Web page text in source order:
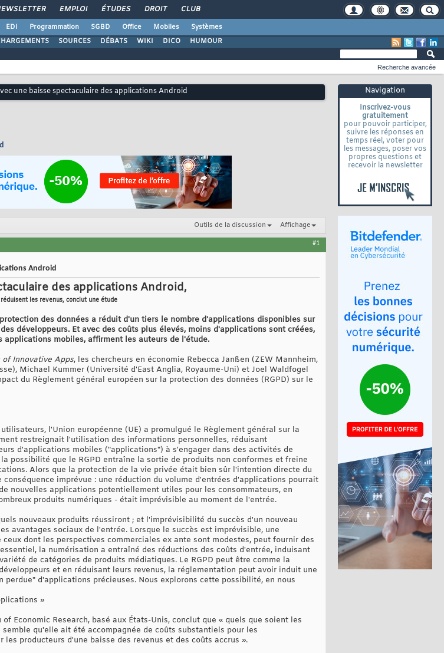
EMPLOI ÉTUDES DROIT CLUB
EDI Programmation SGBD Office Mobiles
Systèmes
SOURCES DÉBATS WIKI DICO HUMOUR
Navigation
Inscrivez-vous
gratuitement
pour pouvoir participer,
suivre les réponses en
temps réel, voter pour
les messages, poser vos
propres questions et
recevoir la newsletter
Recherche avancée
une baisse spectaculaire des applications Android
Outils de la discussion Affichage
#1
Android
des applications Android,
les revenus, conclut une étude
des données a réduit d'un tiers le nombre d'applications disponibles sur
développeurs. Et avec des coûts plus élevés, moins d'applications sont créées,
mobiles, affirment les auteurs de l'étude.
of Innovative Apps, les chercheurs en économie Rebecca Janßen (ZEW Mannheim,
Michael Kummer (Université d'East Anglia, Royaume-Uni) et Joel Waldfogel
du Règlement général européen sur la protection des données (RGPD) sur le
l'Union européenne (UE) a promulgué le Règlement général sur la
restreignait l'utilisation des informations personnelles, réduisant
d'applications mobiles ("applications") à s'engager dans des activités de
possibilité que le RGPD entraîne la sortie de produits non conformes et freine
Alors que la protection de la vie privée était bien sûr l'intention directe du
imprévue : une réduction du volume d'entrées d'applications pourrait
nouvelles applications potentiellement utiles pour les consommateurs, en
produits numériques - était imprévisible au moment de l'entrée.
nouveaux produits réussiront ; et l'imprévisibilité du succès d'un nouveau
avantages sociaux de l'entrée. Lorsque le succès est imprévisible, une
dont les perspectives commerciales ex ante sont modestes, peut fournir des
la numérisation a entraîné des réductions des coûts d'entrée, induisant
de catégories de produits médiatiques. Le RGPD peut être comme la
et en réduisant leurs revenus, la réglementation peut avoir induit une
d'applications précieuses. Nous explorons cette possibilité, en nous
»
Economic Research, basé aux États-Unis, conclut que « quels que soient les
qu'elle ait été accompagnée de coûts substantiels pour les
producteurs d'une baisse des revenus et des coûts accrus ».